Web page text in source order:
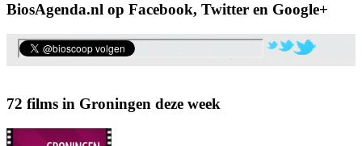
BiosAgenda.nl op Facebook, Twitter en Google+
72 films in Groningen deze week